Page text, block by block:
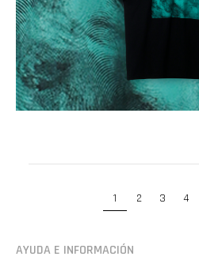
1 2 3 4
AYUDA E INFORMACIÓN